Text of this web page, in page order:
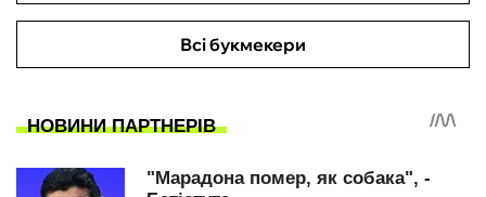
Всі букмекери